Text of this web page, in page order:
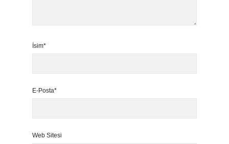
İsim*
E-Posta*
Web Sitesi